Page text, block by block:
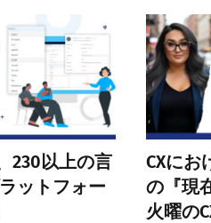
230以上の言
ットフォー
CXにお
の『現
火曜の